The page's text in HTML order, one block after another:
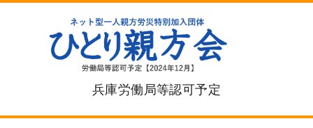
兵庫労働局等認可予定